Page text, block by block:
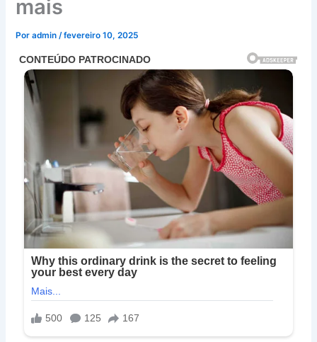
mais
Poradmin/fevereiro 10, 2025